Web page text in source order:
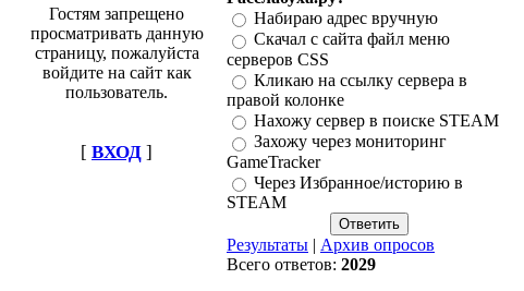
Гостям запрещено
просматривать данную
страницу, пожалуйста
войдите на сайт как
пользователь.
[ ВХОД ]
Набираю адрес вручную
Скачал с сайта файл меню
серверов CSS
Кликаю на ссылку сервера в
правой колонке
Нахожу сервер в поиске STEAM
Захожу через мониторинг
GameTracker
Через Избранное/историю в
STEAM
Результаты | Архив опросов
Всего ответов: 2029